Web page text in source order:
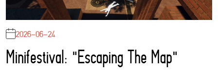
2026-06-24
Minifestival: "Escaping The Map"